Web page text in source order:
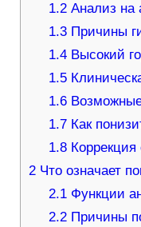
1.2 Анализ на
1.3 Причины
1.4 Высокий
1.5
1.6
1.7 Как
1.8
2Что означает
2.1 Функции
2.2 Причины